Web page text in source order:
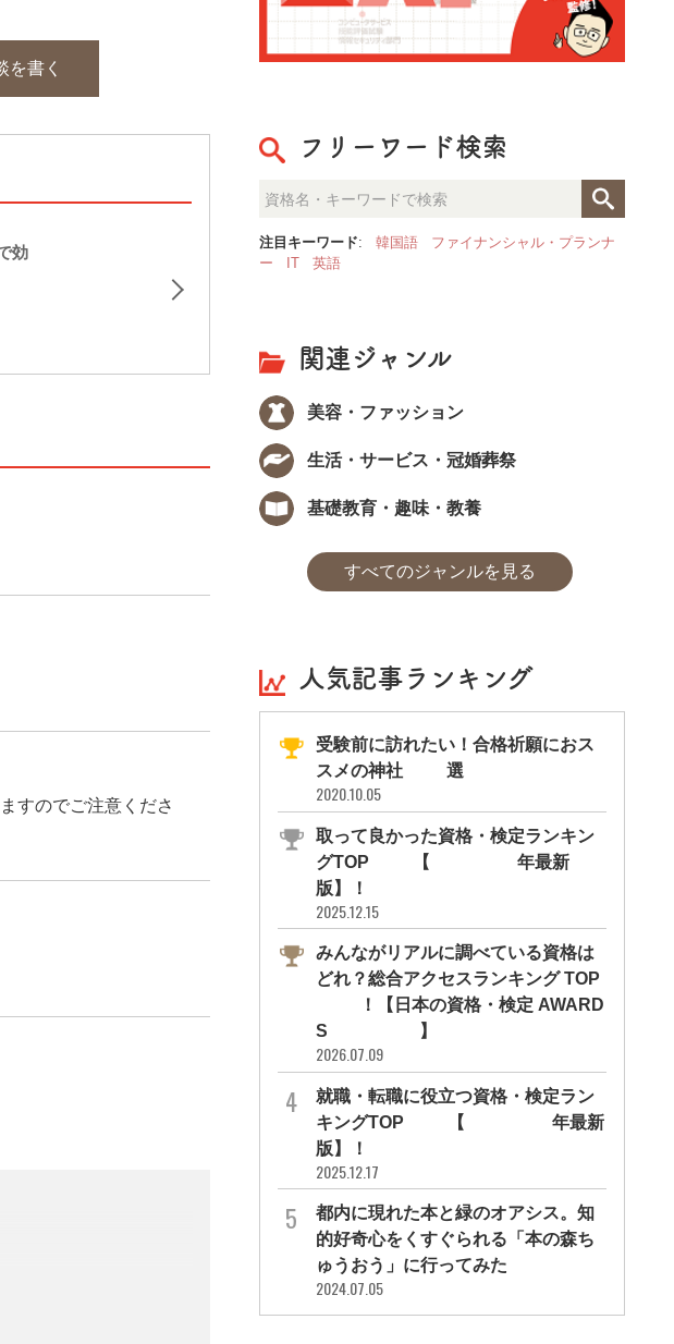
を書く
効
整理収納のプロが見た「人生が
すのでご注意くださ
フリーワード検索
注目キーワード: 韓国語
ファイナンシャル・プランナ
ー
IT 英語
関連ジャンル
美容・ファッション
生活・サービス・冠婚葬祭
基礎教育・趣味・教養
すべてのジャンルを見る
人気記事ランキング
受験前に訪れたい！合格祈願におス
スメの神社11選
2020.10.05
取って良かった資格・検定ランキン
グTOP10【2026年最新
版】！
2025.12.15
みんながリアルに調べている資格は
どれ？総合アクセスランキング TOP
10！【日本の資格・検定 AWARD
S 2026】
2026.07.09
就職・転職に役立つ資格・検定ラン
キングTOP30【2026年最新
版】！
2025.12.17
都内に現れた本と緑のオアシス。知
的好奇心をくすぐられる「本の森ち
ゅうおう」に行ってみた
2024.07.05